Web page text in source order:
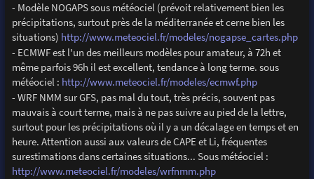
- Modèle NOGAPS sous météociel (prévoit relativement bien les
précipitations, surtout près de la méditerranée et cerne bien les
situations) http://www.meteociel.fr/modeles/nogapse_cartes.php
- ECMWF est l'un des meilleurs modèles pour amateur, à 72h et
même parfois 96h il est excellent, tendance à long terme. sous
météociel : http://www.meteociel.fr/modeles/ecmwf.php
- WRF NMM sur GFS, pas mal du tout, très précis, souvent pas
mauvais à court terme, mais à ne pas suivre au pied de la lettre,
surtout pour les précipitations où il y a un décalage en temps et en
heure. Attention aussi aux valeurs de CAPE et Li, fréquentes
surestimations dans certaines situations... Sous météociel :
http://www.meteociel.fr/modeles/wrfnmm.php